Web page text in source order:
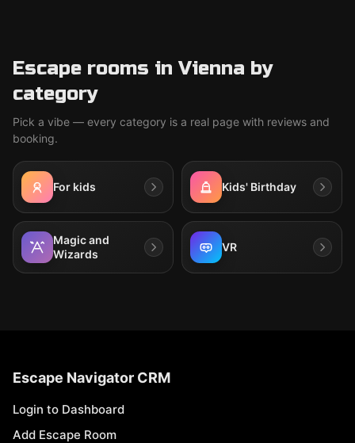
Escape rooms in Vienna by
category
Pick a vibe — every category is a real page with reviews and
booking.
For kids Kids' Birthday
Magic and
Wizards
VR
Escape Navigator CRM
Login to Dashboard
Add Escape Room